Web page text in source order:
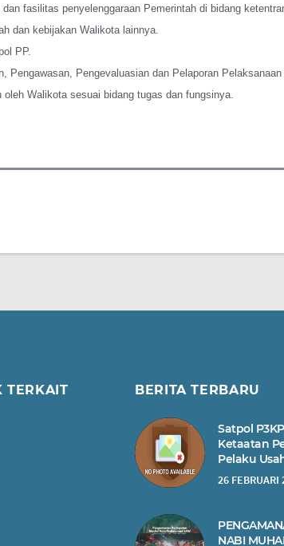
fasilitas penyelenggaraan Pemerintah di bidang
dan kebijakan Walikota lainnya.
PP.
Pengawasan, Pengevaluasian dan Pelaporan
Walikota sesuai bidang tugas dan fungsinya.
TERKAIT BERITA TERBARU
Satpol
Ketaatan
Pelaku
26
NABI